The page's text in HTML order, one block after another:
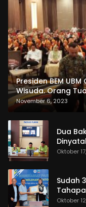
Presiden BEM
Wisuda. Orang
dan Pemasangan
November 6, 2023
Dua
Oktober
Sudah
Oktober